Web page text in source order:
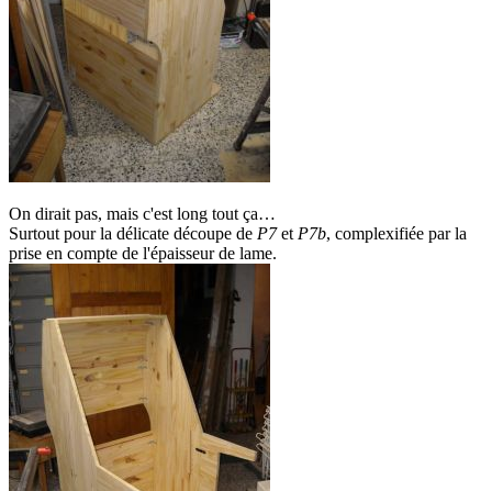
On dirait pas, mais c'est long tout ça…
Surtout pour la délicate découpe de P7et P7b, complexifiée par la
prise en compte de l'épaisseur de lame.